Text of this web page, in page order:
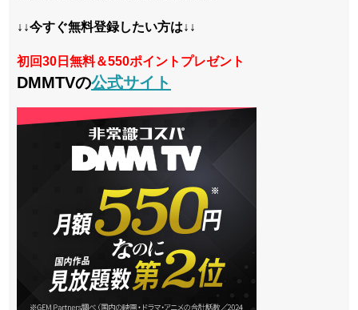
↓↓今すぐ無料登録したい方は↓↓
初回30日無料＆550ポイントプレゼント
DMMTVの公式サイト